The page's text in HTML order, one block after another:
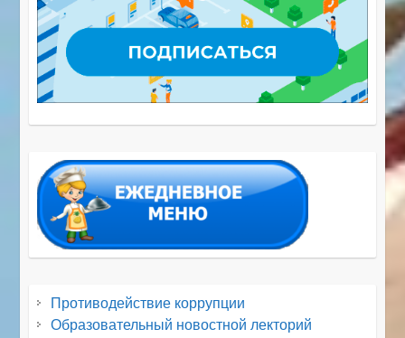
Противодействие коррупции
Образовательный новостной лекторий